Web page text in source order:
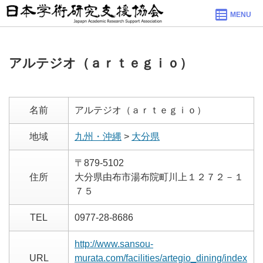
MENU
アルテジオ（ａｒｔｅｇｉｏ）
名前 アルテジオ（ａｒｔｅｇｉｏ）
地域 九州・沖縄 > 大分県
住所
〒879-5102
大分県由布市湯布院町川上１２７２－１
７５
TEL 0977-28-8686
URL
http://www.sansou-
murata.com/facilities/artegio_dining/index